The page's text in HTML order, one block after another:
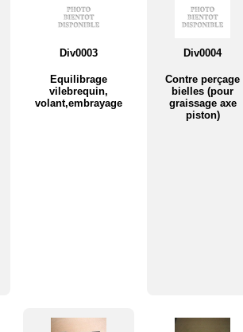
Div0003
Equilibrage
vilebrequin,
volant,embrayage
Div0004
Contre perçage
bielles (pour
graissage axe
piston)